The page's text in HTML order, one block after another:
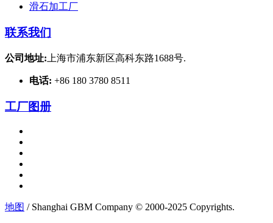
滑石加工厂
联系我们
公司地址: 上海市浦东新区高科东路1688号.
电话: +86 180 3780 8511
工厂图册
地图 / Shanghai GBM Company © 2000-2025 Copyrights.